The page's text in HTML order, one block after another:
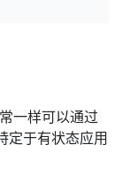
一样可以通过
定于有状态应用